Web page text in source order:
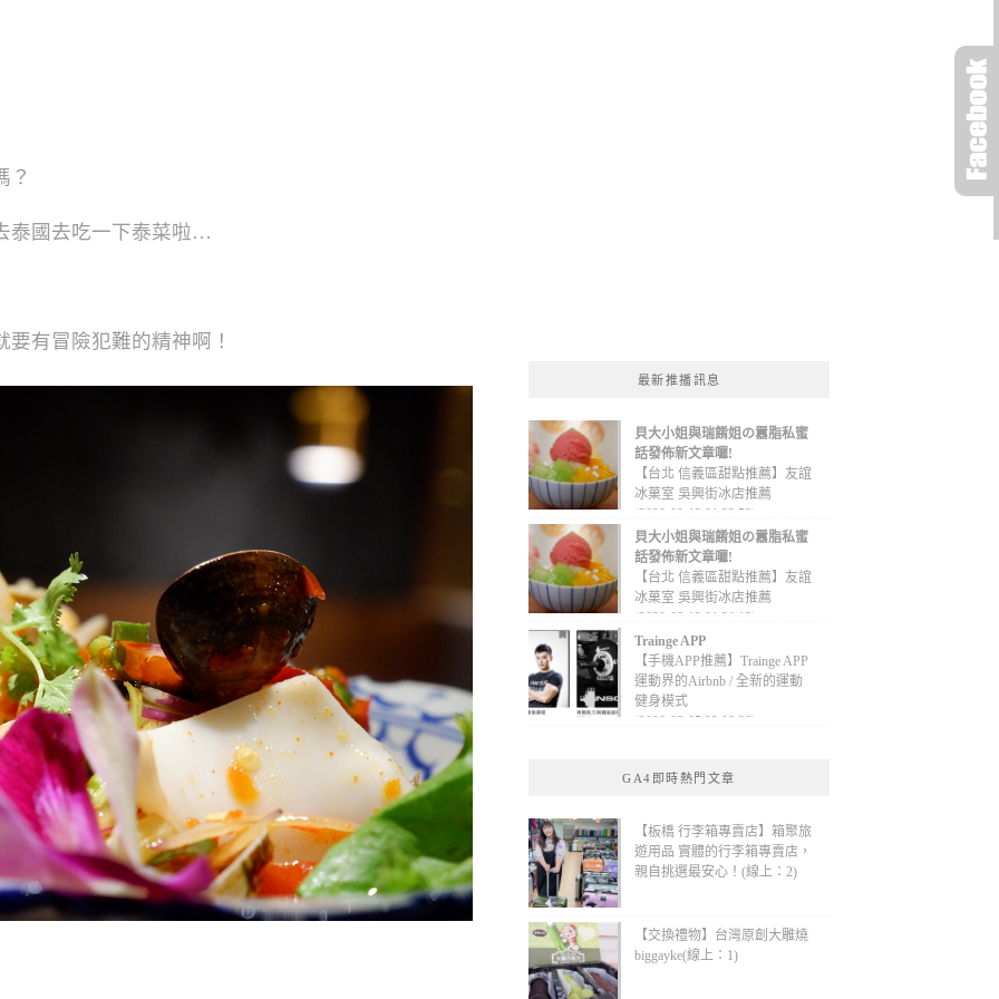
？
泰國去吃一下泰菜啦…
有冒險犯難的精神啊！
最新推播訊息
貝大小姐與瑞餚姐の囂脂私蜜
話發佈新文章囉!
【台北 信義區甜點推薦】友誼
冰菓室 吳興街冰店推薦
(2020-09-13 01:32:52)
貝大小姐與瑞餚姐の囂脂私蜜
話發佈新文章囉!
【台北 信義區甜點推薦】友誼
冰菓室 吳興街冰店推薦
(2020-09-13 01:31:12)
Trainge APP
【手機APP推薦】Trainge APP
運動界的Airbnb / 全新的運動
健身模式
(2020-09-05 22:08:36)
GA4即時熱門文章
【板橋 行李箱專賣店】箱聚旅
遊用品 實體的行李箱專賣店，
親自挑選最安心！(線上：2)
【交換禮物】台灣原創大雕燒
biggayke(線上：1)